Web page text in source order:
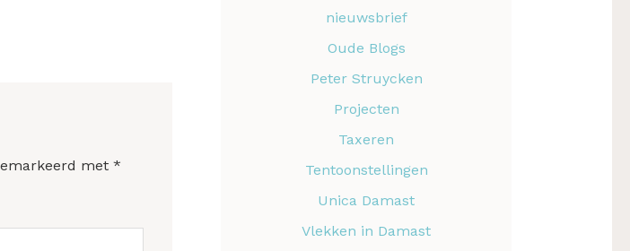
met *
nieuwsbrief
Oude Blogs
Peter Struycken
Projecten
Taxeren
Tentoonstellingen
Unica Damast
Vlekken in Damast